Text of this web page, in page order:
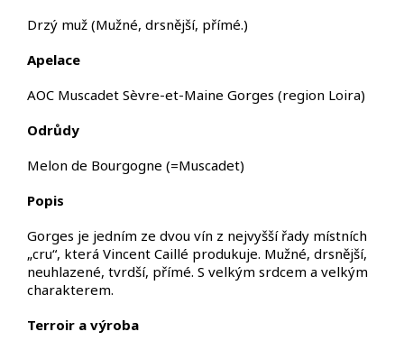
Drzý muž (Mužné, drsnější, přímé.)
Apelace
AOC Muscadet Sèvre-et-Maine Gorges (region Loira)
Odrůdy
Melon de Bourgogne (=Muscadet)
Popis
Gorges je jedním ze dvou vín z nejvyšší řady místních
„cru“, která Vincent Caillé produkuje. Mužné, drsnější,
neuhlazené, tvrdší, přímé. S velkým srdcem a velkým
charakterem.
Terroir a výroba